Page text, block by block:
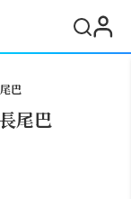
巴
尾巴